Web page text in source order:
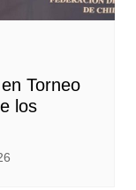
Torneo
los